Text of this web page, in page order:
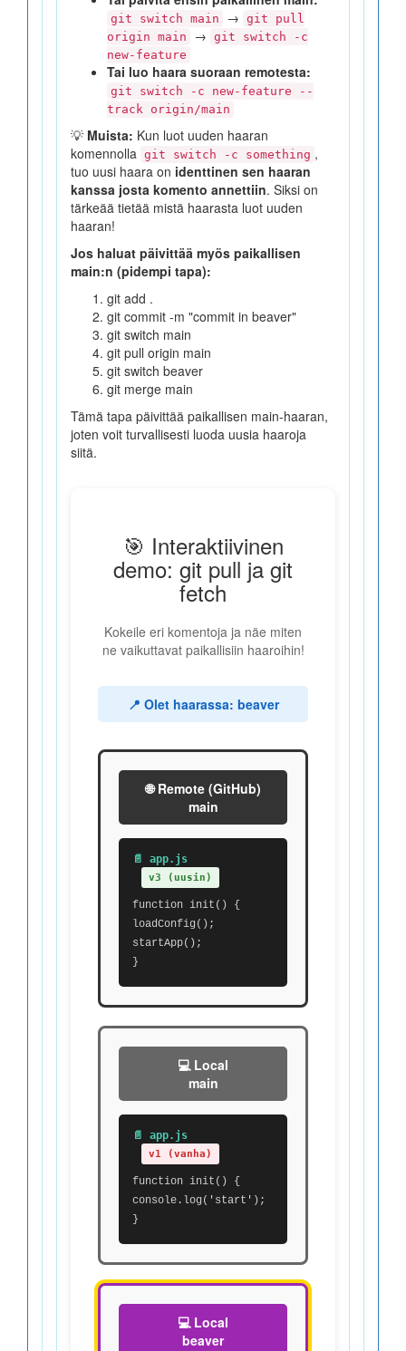
git switch main → git pull
origin main
→ git switch -c
new-feature
Tai luo haara suoraan remotesta:
git switch -c new-feature --
track origin/main
💡 Muista: Kun luot uuden haaran
komennolla git switch -c something ,
tuo uusi haara on identtinen sen haaran
kanssa josta komento annettiin. Siksi on
tärkeää tietää mistä haarasta luot uuden
haaran!
Jos haluat päivittää myös paikallisen
main:n (pidempi tapa):
git add .
git commit -m "commit in beaver"
git switch main
git pull origin main
git switch beaver
git merge main
Tämä tapa päivittää paikallisen main-haaran,
joten voit turvallisesti luoda uusia haaroja
siitä.
🎯 Interaktiivinen
demo: git pull ja git
fetch
Kokeile eri komentoja ja näe miten
ne vaikuttavat paikallisiin haaroihin!
📍 Olet haarassa: beaver
🌐 Remote (GitHub)
main
📄 app.js
v3 (uusin)
function init() {
loadConfig();
startApp();
}
💻 Local
main
📄 app.js
v1 (vanha)
function init() {
console.log('start');
}
💻 Local
beaver